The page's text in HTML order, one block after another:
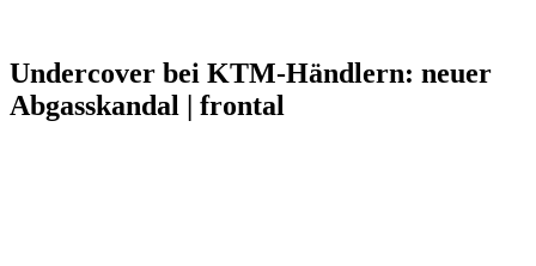
Undercover bei KTM-Händlern: neuer
Abgasskandal | frontal